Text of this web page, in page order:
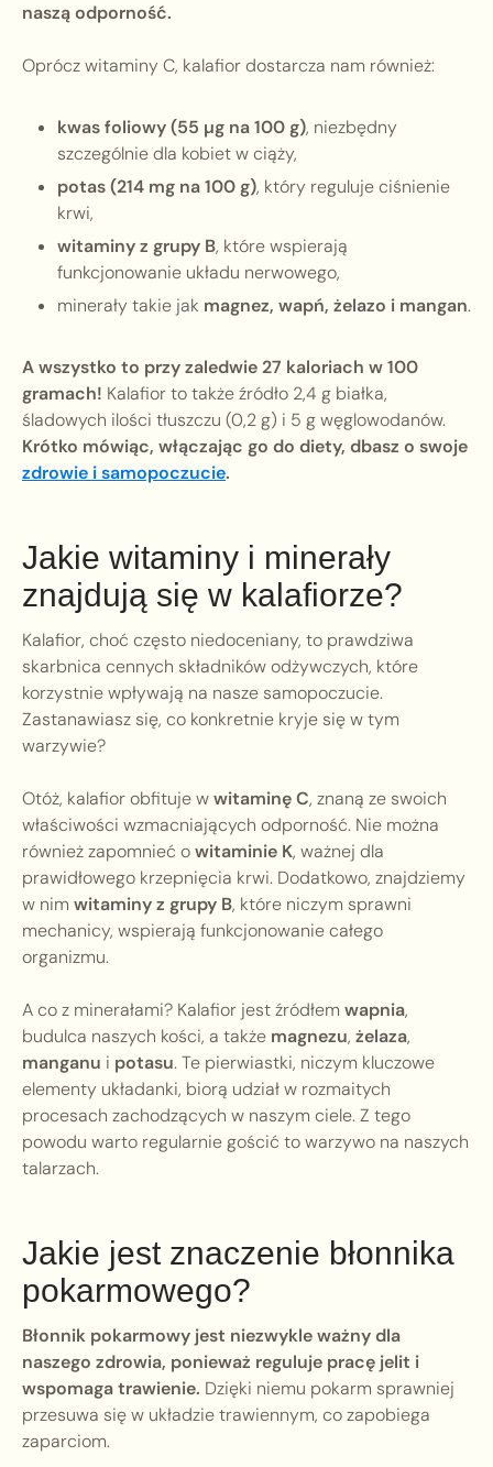
naszą odporność.
Oprócz witaminy C, kalafior dostarcza nam również:
kwas foliowy (55 µg na 100 g), niezbędny
szczególnie dla kobiet w ciąży,
potas (214 mg na 100 g), który reguluje ciśnienie
krwi,
witaminy z grupy B, które wspierają
funkcjonowanie układu nerwowego,
minerały takie jak magnez, wapń, żelazo i mangan.
A wszystko to przy zaledwie 27 kaloriach w 100
gramach! Kalafior to także źródło 2,4 g białka,
śladowych ilości tłuszczu (0,2 g) i 5 g węglowodanów.
Krótko mówiąc, włączając go do diety, dbasz o swoje
zdrowie i samopoczucie.
Jakie witaminy i minerały
znajdują się w kalafiorze?
Kalafior, choć często niedoceniany, to prawdziwa
skarbnica cennych składników odżywczych, które
korzystnie wpływają na nasze samopoczucie.
Zastanawiasz się, co konkretnie kryje się w tym
warzywie?
Otóż, kalafior obfituje wwitaminę C, znaną ze swoich
właściwości wzmacniających odporność. Nie można
również zapomnieć owitaminie K, ważnej dla
prawidłowego krzepnięcia krwi. Dodatkowo, znajdziemy
w nim witaminy z grupy B, które niczym sprawni
mechanicy, wspierają funkcjonowanie całego
organizmu.
A co z minerałami? Kalafior jest źródłem wapnia,
budulca naszych kości, a także magnezu, żelaza,
manganu i potasu. Te pierwiastki, niczym kluczowe
elementy układanki, biorą udział w rozmaitych
procesach zachodzących w naszym ciele. Z tego
powodu warto regularnie gościć to warzywo na naszych
talarzach.
Jakie jest znaczenie błonnika
pokarmowego?
Błonnik pokarmowy jest niezwykle ważny dla
naszego zdrowia, ponieważ reguluje pracę jelit i
wspomaga trawienie. Dzięki niemu pokarm sprawniej
przesuwa się w układzie trawiennym, co zapobiega
zaparciom.